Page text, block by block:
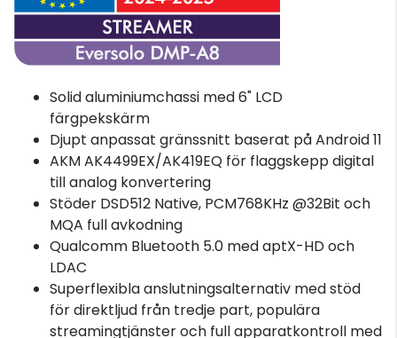
Solid aluminiumchassi med 6" LCD
färgpekskärm
Djupt anpassat gränssnitt baserat på Android 11
AKM AK4499EX/AK419EQ för flaggskepp digital
till analog konvertering
Stöder DSD512 Native, PCM768KHz @32Bit och
MQA full avkodning
Qualcomm Bluetooth 5.0 med aptX-HD och
LDAC
Superflexibla anslutningsalternativ med stöd
för direktljud från tredje part, populära
streamingtjänster och full apparatkontroll med